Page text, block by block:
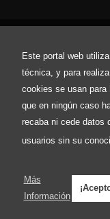
Este portal web
técnica, y para
cookies se usan para
que en ningún caso
recaba ni cede datos
usuarios sin su
Más
Información
Política de envíos